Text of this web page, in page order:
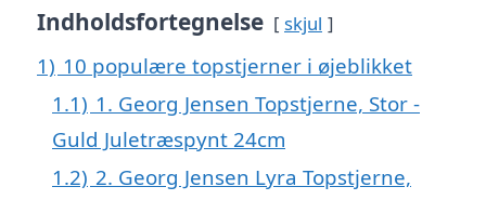
Indholdsfortegnelse skjul
1) 10 populære topstjerner i øjeblikket
1.1) 1. Georg Jensen Topstjerne, Stor -
Guld Juletræspynt 24cm
1.2) 2. Georg Jensen Lyra Topstjerne,